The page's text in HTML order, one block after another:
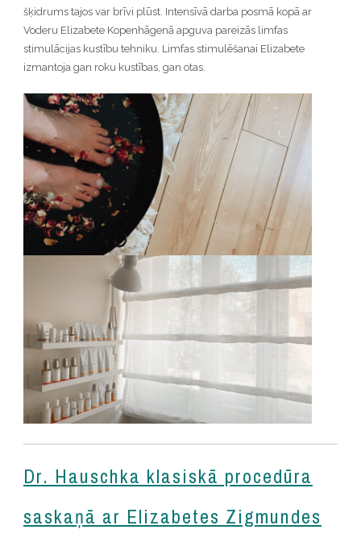
šķidrums tajos var brīvi plūst. Intensīvā darba posmā kopā ar
Voderu Elizabete Kopenhāgenā apguva pareizās limfas
stimulācijas kustību tehniku. Limfas stimulēšanai Elizabete
izmantoja gan roku kustības, gan otas.
Dr. Hauschka klasiskā procedūra
saskaņā ar Elizabetes Zigmundes